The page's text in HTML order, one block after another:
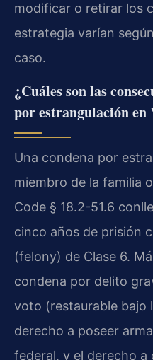
modificar o retirar los
estrategia varían
caso.
¿Cuáles son las
por estrangulación
Una condena por
miembro de la familia
Code § 18.2-51.6
cinco años de prisión
(felony) de Clase 6.
condena por delito
voto (restaurable bajo
derecho a poseer
federal, y el derecho